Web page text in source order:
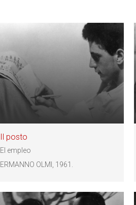
Il posto
El empleo
ERMANNO OLMI, 1961.